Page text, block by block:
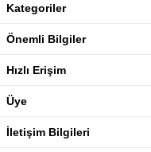
Kategoriler
Önemli Bilgiler
Hızlı Erişim
Üye
İletişim Bilgileri